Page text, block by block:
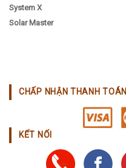
System X
Solar Master
CHẤP NHẬN THANH TOÁN
KẾT NỐI